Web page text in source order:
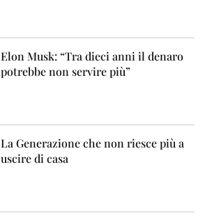
Elon Musk: “Tra dieci anni il denaro
potrebbe non servire più”
La Generazione che non riesce più a
uscire di casa